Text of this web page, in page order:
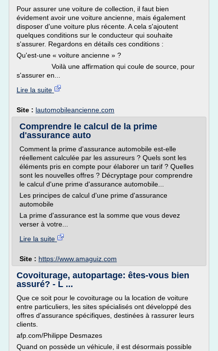
Pour assurer une voiture de collection, il faut bien
évidement avoir une voiture ancienne, mais également
disposer d'une voiture plus récente. A cela s'ajoutent
quelques conditions sur le conducteur qui souhaite
s'assurer. Regardons en détails ces conditions :
Qu'est-une « voiture ancienne » ?
Voilà une affirmation qui coule de source, pour
s'assurer en...
Lire la suite
Site : lautomobileancienne.com
Comprendre le calcul de la prime
d'assurance auto
Comment la prime d'assurance automobile est-elle
réellement calculée par les assureurs ? Quels sont les
éléments pris en compte pour élaborer un tarif ? Quelles
sont les nouvelles offres ? Décryptage pour comprendre
le calcul d'une prime d'assurance automobile...
Les principes de calcul d'une prime d'assurance
automobile
La prime d'assurance est la somme que vous devez
verser à votre...
Lire la suite
Site : https://www.amaguiz.com
Covoiturage, autopartage: êtes-vous bien
assuré? - L ...
Que ce soit pour le covoiturage ou la location de voiture
entre particuliers, les sites spécialisés ont développé des
offres d'assurance spécifiques, destinées à rassurer leurs
clients.
afp.com/Philippe Desmazes
Quand on possède un véhicule, il est désormais possible